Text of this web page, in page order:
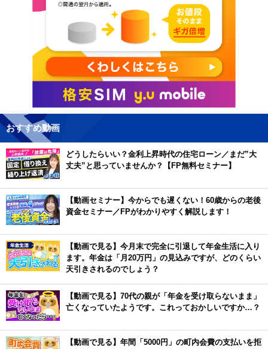
おすすめ動画
どうしたらいい？金利上昇時代の住宅ローン／まだ”大
丈夫”と思っていませんか？【FP無料セミナー】
【動画セミナー】今からでも遅くない！60歳からの老後
資金セミナー／FPがわかりやすく解説します！
【動画で見る】今月末で完全に引退して年金生活に入り
ます。年金は「月20万円」の見込みですが、どのくらい
天引きされるのでしょう？
【動画で見る】70代の親が「年金を受け取らないまま」
亡くなっていたようです。これっておかしいですか…？
【動画で見る】年間「5000円」の町内会費の支払いを拒